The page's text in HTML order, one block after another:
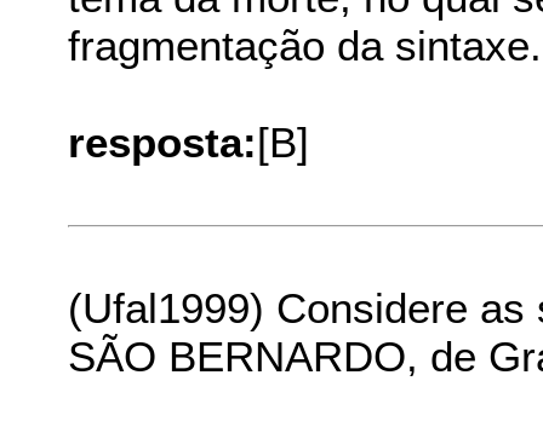
fragmentação da sintaxe.
resposta:[B]
(Ufal1999) Considere
SÃO BERNARDO, de